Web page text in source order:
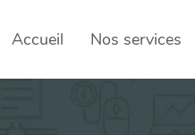
Accueil Nos services